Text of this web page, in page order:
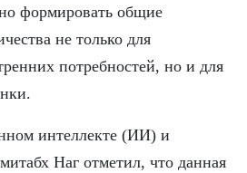
формировать общие
не только для
потребностей, но и для
интеллекте (ИИ) и
Наг отметил, что данная